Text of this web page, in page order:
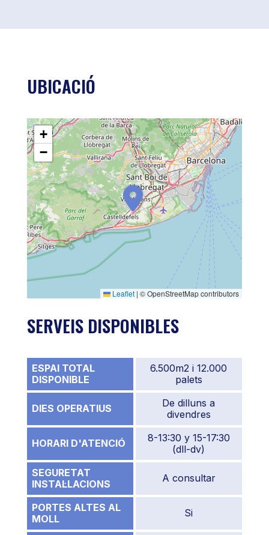
UBICACIÓ
+
−
Leaflet | © OpenStreetMap contributors
SERVEIS DISPONIBLES
ESPAI TOTAL
DISPONIBLE
6.500m2 i 12.000
palets
DIES OPERATIUS
De dilluns a
divendres
HORARI D'ATENCIÓ
8-13:30 y 15-17:30
(dll-dv)
SEGURETAT
INSTAL·LACIONS
A consultar
PORTES ALTES AL
MOLL
Si